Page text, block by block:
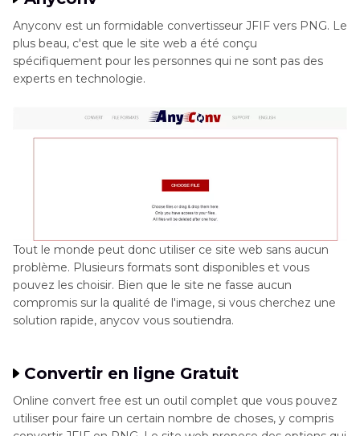
Anyconv est un formidable convertisseur JFIF vers PNG. Le
plus beau, c'est que le site web a été conçu
spécifiquement pour les personnes qui ne sont pas des
experts en technologie.
Tout le monde peut donc utiliser ce site web sans aucun
problème. Plusieurs formats sont disponibles et vous
pouvez les choisir. Bien que le site ne fasse aucun
compromis sur la qualité de l'image, si vous cherchez une
solution rapide, anycov vous soutiendra.
Convertir en ligne Gratuit
Online convert free est un outil complet que vous pouvez
utiliser pour faire un certain nombre de choses, y compris